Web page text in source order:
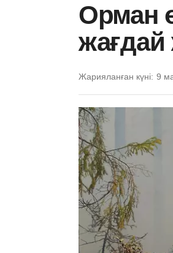
Орман
Жарияланған күні: 9